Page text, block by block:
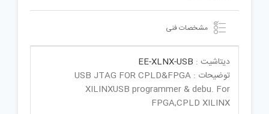
مشخصات فنی
دیتاشیت : EE-XLNX-USB
توضیحات : USB JTAG FOR CPLD&FPGA
XILINXUSB programmer & debu. For
FPGA,CPLD XILINX